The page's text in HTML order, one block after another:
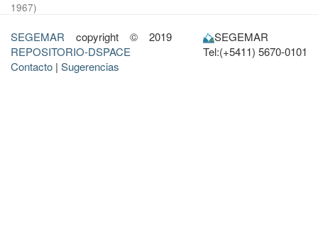
1967)
SEGEMAR copyright © 2019
REPOSITORIO-DSPACE
Contacto | Sugerencias
SEGEMAR
Tel:(+5411) 5670-0101